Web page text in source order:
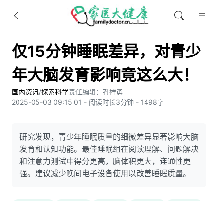
仅15分钟睡眠差异，对青少
年大脑发育影响竟这么大！
国内资讯/探索科学责任编辑：孔祥勇
2025-05-03 09:15:01 - 阅读时长3分钟 - 1498字
研究发现，青少年睡眠质量的细微差异显著影响大脑
发育和认知功能。最佳睡眠组在阅读理解、问题解决
和注意力测试中得分更高，脑体积更大，连通性更
强。建议减少晚间电子设备使用以改善睡眠质量。